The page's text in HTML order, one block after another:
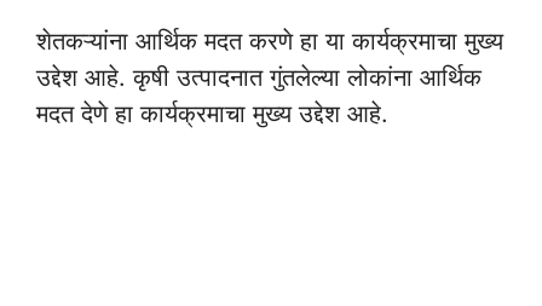
शेतकऱ्यांना आर्थिक मदत करणे हा या कार्यक्रमाचा मुख्य
उद्देश आहे. कृषी उत्पादनात गुंतलेल्या लोकांना आर्थिक
मदत देणे हा कार्यक्रमाचा मुख्य उद्देश आहे.